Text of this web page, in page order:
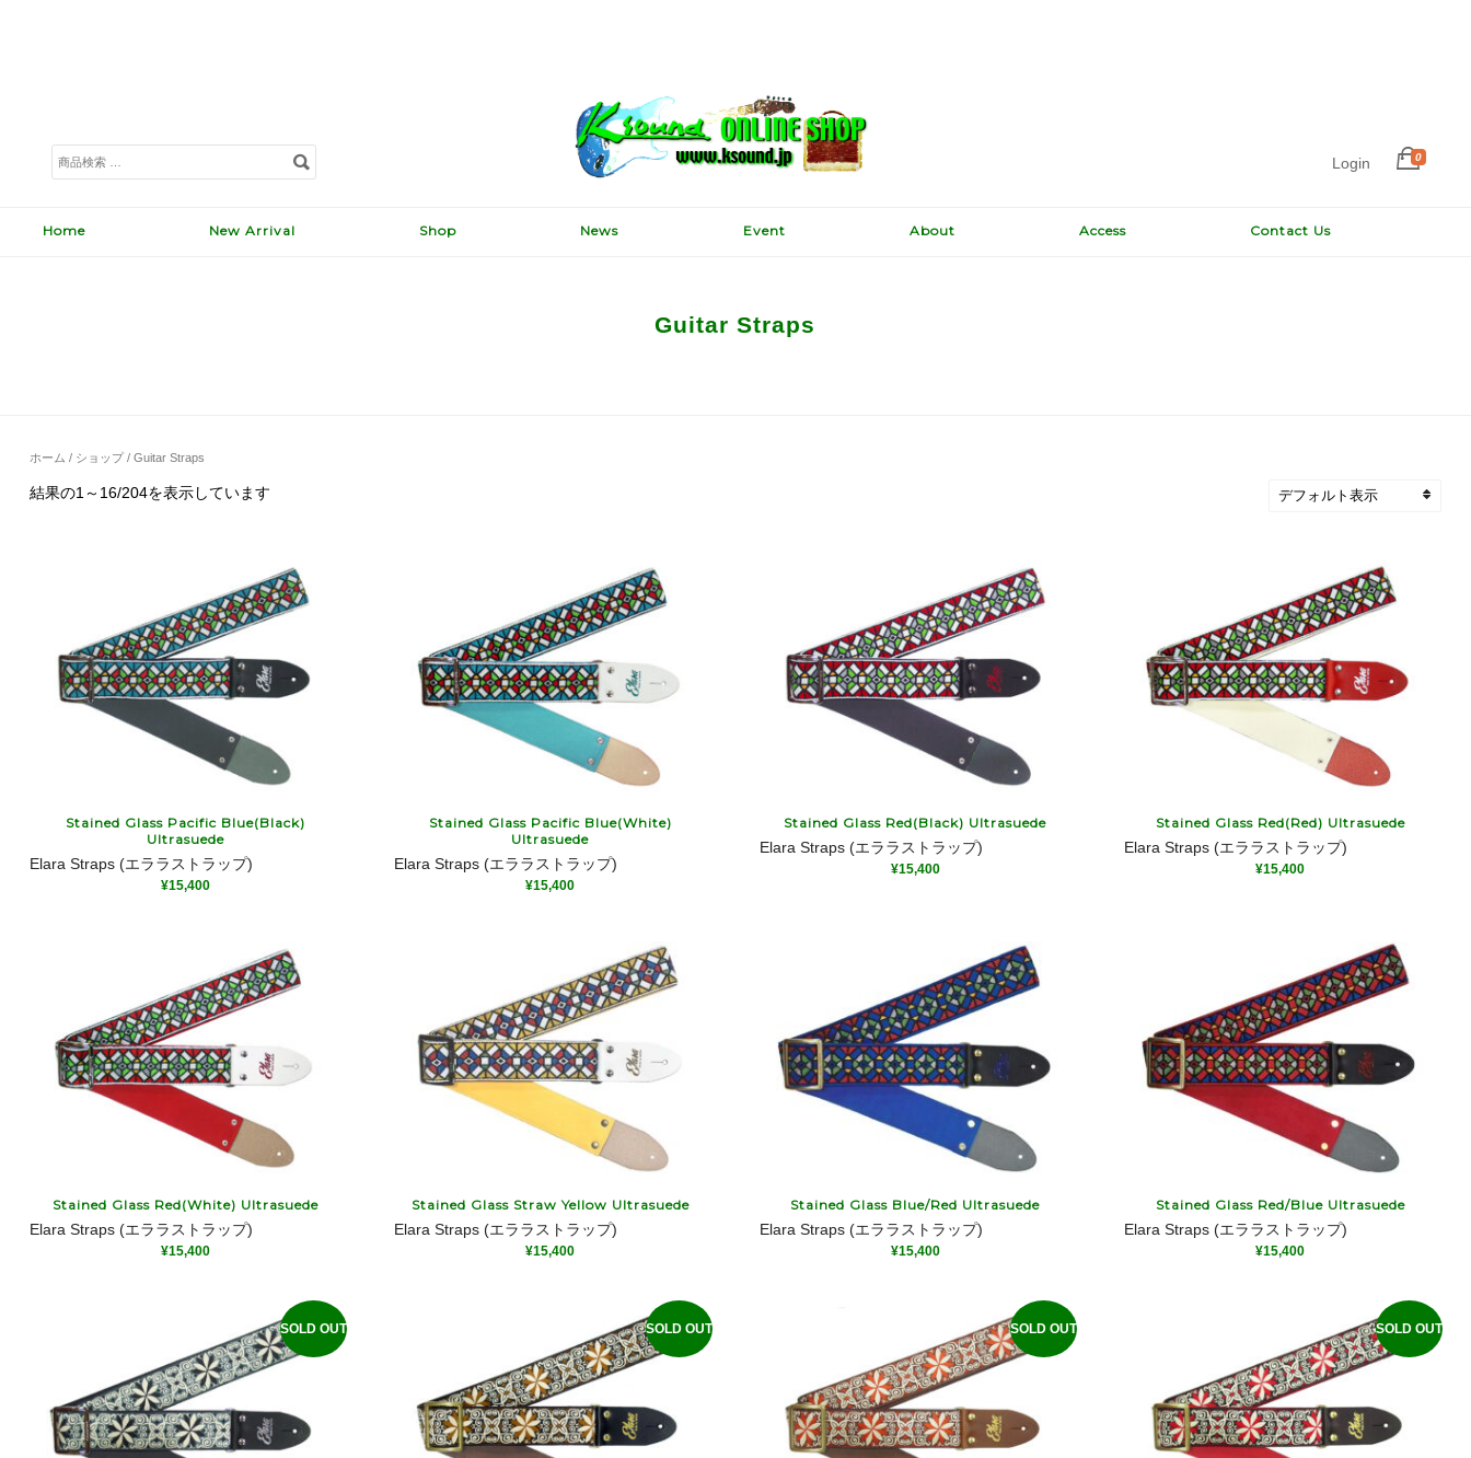
検
索
象:
Login 0
Home New Arrival Shop News Event About Access Contact Us
Guitar Straps
ホーム / ショップ/ Guitar Straps
結果の1～16/204を表示しています
Stained Glass Pacific Blue(Black)
Ultrasuede
Elara Straps (エララストラップ)
¥15,400
Stained Glass Pacific Blue(White)
Ultrasuede
Elara Straps (エララストラップ)
¥15,400
Stained Glass Red(Black) Ultrasuede
Elara Straps (エララストラップ)
¥15,400
Stained Glass Red(Red) Ultrasuede
Elara Straps (エララストラップ)
¥15,400
Stained Glass Red(White) Ultrasuede
Elara Straps (エララストラップ)
¥15,400
Stained Glass Straw Yellow Ultrasuede
Elara Straps (エララストラップ)
¥15,400
Stained Glass Blue/Red Ultrasuede
Elara Straps (エララストラップ)
¥15,400
Stained Glass Red/Blue Ultrasuede
Elara Straps (エララストラップ)
¥15,400
SOLD OUT SOLD OUT SOLD OUT SOLD OUT